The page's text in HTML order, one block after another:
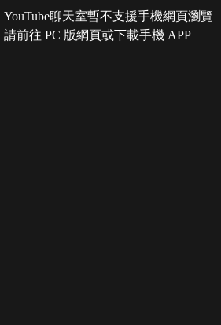
YouTube聊天室暫不支援手機網頁瀏覽
請前往 PC 版網頁或下載手機 APP